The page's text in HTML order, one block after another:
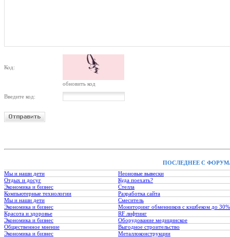
Код:
обновить код
Введите код:
ПОСЛЕДНЕЕ С
Мы и наши дети
Неоновые вывески
Отдых и досуг
Куда поехать?
Экономика и бизнес
Стелла
Компьютерные технологии
Разработка сайта
Мы и наши дети
Смеситель
Экономика и бизнес
Мониторинг обменников с кэшбеком до 30%
Красота и здоровье
RF лифтинг
Экономика и бизнес
Оборудование медицинское
Общественное мнение
Выгодное строительство
Экономика и бизнес
Металлоконструкции